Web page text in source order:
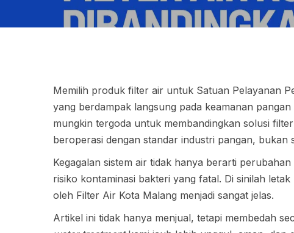
Memilih produk filter air untuk Satuan Pelayanan
yang berdampak langsung pada keamanan
mungkin tergoda untuk membandingkan solusi
beroperasi dengan standar industri pangan, bukan
Kegagalan sistem air tidak hanya berarti
risiko kontaminasi bakteri yang fatal. Di sinilah
oleh Filter Air Kota Malang menjadi sangat jelas.
Artikel ini tidak hanya menjual, tetapi membedah